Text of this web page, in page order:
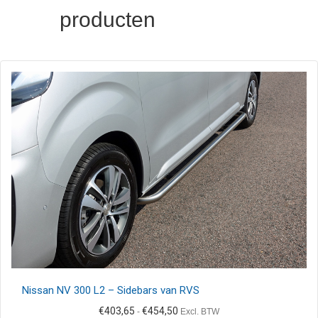
producten
Nissan NV 300 L2 – Sidebars van RVS
€403,65 - €454,50 Prijsklasse:
Excl. BTW